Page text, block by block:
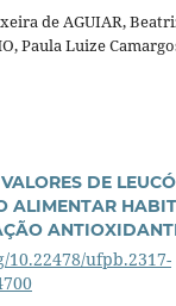
de AGUIAR,
Paula Luize
DE
ALIMENTAR
10.22478/ufpb.2317-